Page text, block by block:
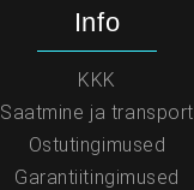
Info
KKK
Saatmine ja transport
Ostutingimused
Garantiitingimused